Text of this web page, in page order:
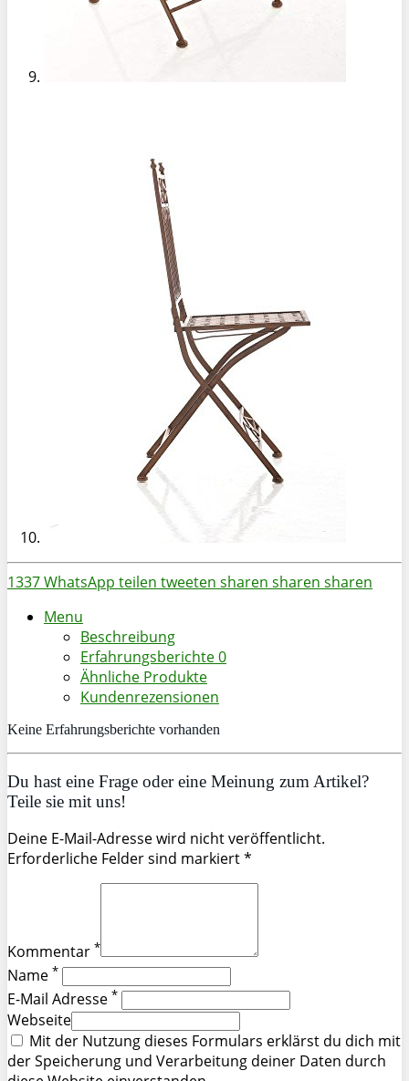
1337WhatsApp teilen tweeten sharen sharen sharen
Menu
Beschreibung
Erfahrungsberichte0
Ähnliche Produkte
Kundenrezensionen
Keine Erfahrungsberichte vorhanden
Du hast eine Frage oder eine Meinung zum Artikel?
Teile sie mit uns!
Deine E-Mail-Adresse wird nicht veröffentlicht.
Erforderliche Felder sind markiert *
Kommentar *
Name *
E-Mail Adresse *
Webseite
Mit der Nutzung dieses Formulars erklärst du dich mit
der Speicherung und Verarbeitung deiner Daten durch